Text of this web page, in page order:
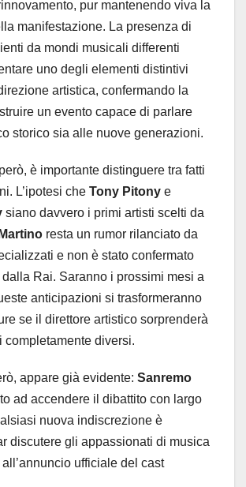
pur mantenendo viva la
manifestazione. La presenza di
da mondi musicali differenti
uno degli elementi distintivi
artistica, confermando la
un evento capace di parlare
storico sia alle nuove generazioni.
è importante distinguere tra fatti
L’ipotesi che Tony Pitony e
siano davvero i primi artisti scelti da
resta un rumor rilanciato da
e non è stato confermato
Rai. Saranno i prossimi mesi a
anticipazioni si trasformeranno
se il direttore artistico sorprenderà
completamente diversi.
appare già evidente: Sanremo
ad accendere il dibattito con largo
nuova indiscrezione è
discutere gli appassionati di musica
ufficiale del cast